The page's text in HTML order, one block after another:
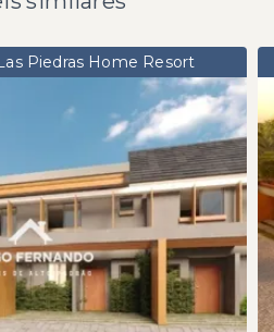
Piedras Home Resort